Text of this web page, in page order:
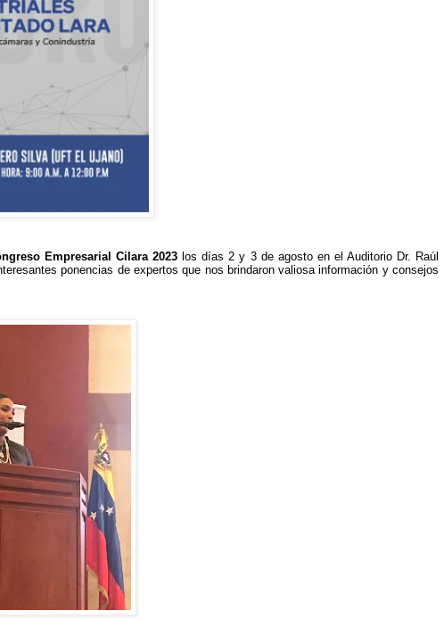
Empresarial Cilara 2023 los días 2 y 3 de agosto en el Auditorio Dr. Raúl
ponencias de expertos que nos brindaron valiosa información y consejos